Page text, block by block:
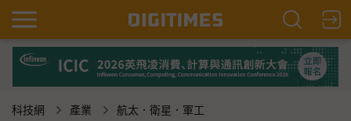
科技網 產業 航太．衛星．軍工